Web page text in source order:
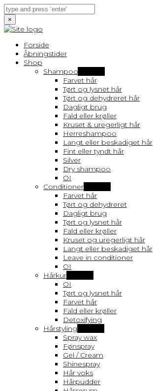
×
Forside
Åbningstider
Shop
Shampoo
Farvet hår
Tørt og lysnet hår
Tørt og dehydreret hår
Dagligt brug
Fald eller krøller
Kruset & uregerligt hår
Herreshampoo
Langt eller beskadiget hår
Fint eller tyndt hår
Silver
Dry shampoo
OI
Conditioner
Farvet hår
Tørt og dehydreret
Dagligt brug
Tørt og lysnet hår
Fald eller krøller
Kruset og uregerligt hår
Langt eller beskadiget hår
Leave in conditioner
OI
Hårkur
OI
Tørt og lysnet hår
Farvet hår
Fald eller krøller
Detoxifying
Hårstyling
Spray wax
Fønspray
Gel / Cream
Shinespray
Hår voks
Hårpudder